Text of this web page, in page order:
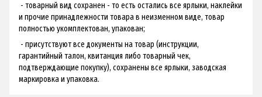
- товарный вид сохранен - ​​то есть остались все ярлыки, наклейки
и прочие принадлежности товара в неизменном виде, товар
полностью укомплектован, упакован;
- присутствуют все документы на товар (инструкции,
гарантийный талон, квитанция либо товарный чек,
подтверждающие покупку), сохранены все ярлыки, заводская
маркировка и упаковка.